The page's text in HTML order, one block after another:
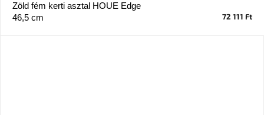
Zöld fém kerti asztal HOUE Edge
46,5 cm
72 111 Ft